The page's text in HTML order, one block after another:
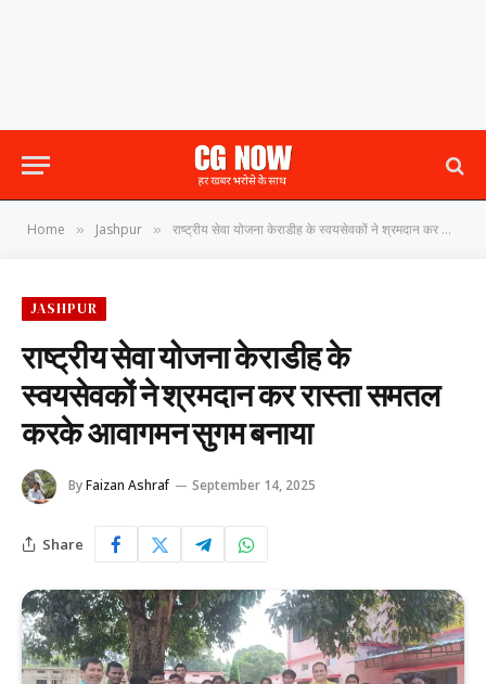
Home » Jashpur » राष्ट्रीय सेवा योजना केराडीह के स्वयसेवकों ने श्रमदान कर रास्ता समतल करके आवागमन सुगम बनाया
JASHPUR
राष्ट्रीय सेवा योजना केराडीह के
स्वयसेवकों ने श्रमदान कर रास्ता समतल
करके आवागमन सुगम बनाया
ByFaizan Ashraf September 14, 2025
Share